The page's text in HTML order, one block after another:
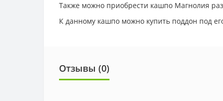
Также можно приобрести кашпо Магнолия
К данному кашпо можно купить поддон под
Отзывы (0)